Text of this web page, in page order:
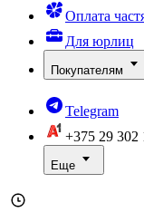
Оплата
Для юрлиц
Покупателям
Telegram
+375 29 302
Еще